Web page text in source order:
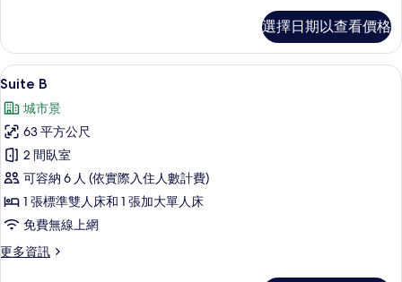
的
詳
情
選擇日期以查看價格
顯
示
Suite
B
的
所
有
相
片
Suite B | 起居區 | 50-吋智慧型電視、
16
Suite B
城市景
63 平方公尺
2 間臥室
可容納 6 人 (依實際入住人數計費)
1 張標準雙人床和 1 張加大單人床
免費無線上網
更多資訊
更